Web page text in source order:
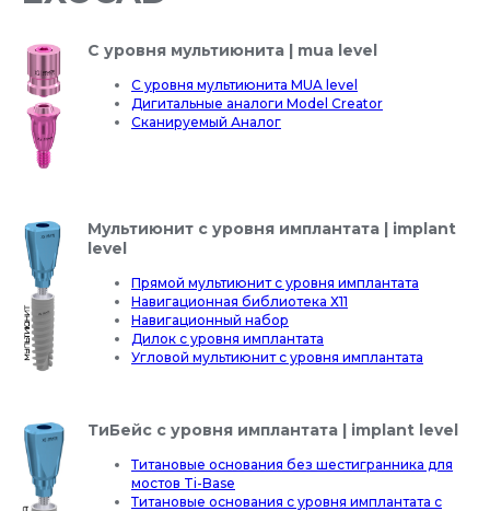
С уровня мультиюнита | mua level
С уровня мультиюнита MUA level
Дигитальные аналоги Model Creator
Сканируемый Аналог
Мультиюнит с уровня имплантата | implant
level
Прямой мультиюнит с уровня имплантата
Навигационная библиотека Х11
Навигационный набор
Дилок с уровня имплантата
Угловой мультиюнит с уровня имплантата
ТиБейс с уровня имплантата | implant level
Титановые основания без шестигранника для
мостов Ti-Base
Титановые основания с уровня имплантата с